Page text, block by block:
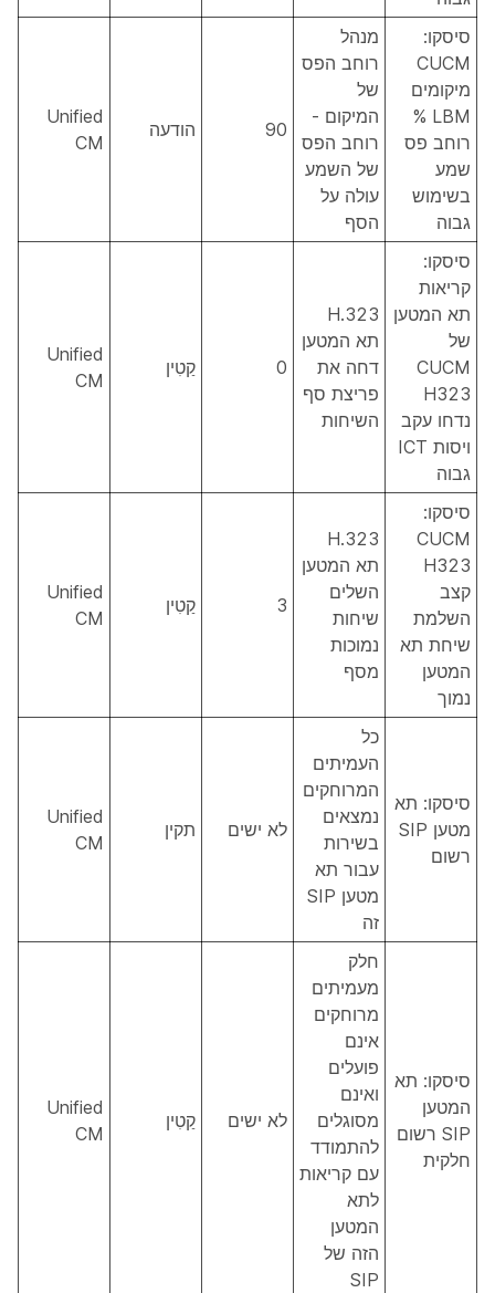
סיסקו:
CUCM
מיקומים
LBM %
רוחב פס
שמע
בשימוש
גבוה
מנהל
רוחב הפס
של
המיקום -
רוחב הפס
של השמע
עולה על
הסף
90 הודעה
Unified
CM
סיסקו:
קריאות
תא המטען
של
CUCM
H323
נדחו עקב
ויסות ICT
גבוה
H.323
תא המטען
דחה את
פריצת סף
השיחות
0 קַטִין
Unified
CM
סיסקו:
CUCM
H323
קצב
השלמת
שיחת תא
המטען
נמוך
H.323
תא המטען
השלים
שיחות
נמוכות
מסף
3 קַטִין
Unified
CM
סיסקו: תא
מטען SIP
רשום
כל
העמיתים
המרוחקים
נמצאים
בשירות
עבור תא
מטען SIP
זה
לא ישים תקין
Unified
CM
סיסקו: תא
המטען
SIP רשום
חלקית
חלק
מעמיתים
מרוחקים
אינם
פועלים
ואינם
מסוגלים
להתמודד
עם קריאות
לתא
המטען
הזה של
SIP
לא ישים קַטִין
Unified
CM